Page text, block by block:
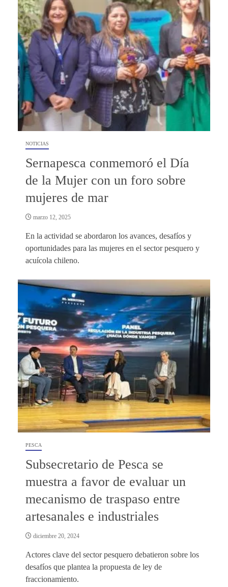
NOTICIAS
Sernapesca conmemoró el Día
de la Mujer con un foro sobre
mujeres de mar
marzo 12, 2025
En la actividad se abordaron los avances, desafíos y
oportunidades para las mujeres en el sector pesquero y
acuícola chileno.
PESCA
Subsecretario de Pesca se
muestra a favor de evaluar un
mecanismo de traspaso entre
artesanales e industriales
diciembre 20, 2024
Actores clave del sector pesquero debatieron sobre los
desafíos que plantea la propuesta de ley de
fraccionamiento.